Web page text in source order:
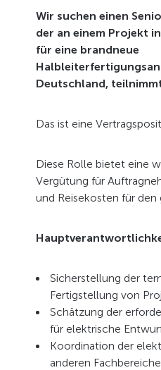
Wir suchen einen
der an einem Projekt
für eine brandneue
Deutschland,
Das ist eine
Diese Rolle bietet eine
Vergütung für
und Reisekosten für
Sicherstellung der
Fertigstellung von
Schätzung der
für elektrische
Koordination der
anderen